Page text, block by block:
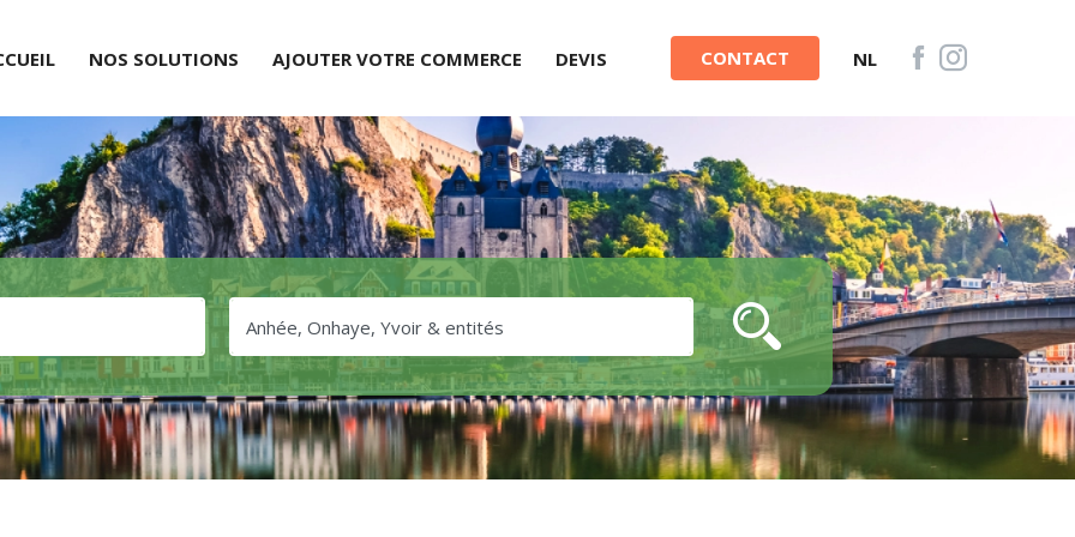
NOS SOLUTIONS AJOUTER VOTRE COMMERCE DEVIS CONTACT NL